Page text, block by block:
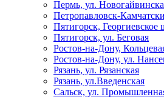
Пермь, ул.
Петропавловск-
Пятигорск, Георгиевское
Пятигорск, ул. Беговая
Ростов-на-Дону,
Ростов-на-Дону, ул.
Рязань, ул. Рязанская
Рязань, ул.Введенская
Сальск, ул.